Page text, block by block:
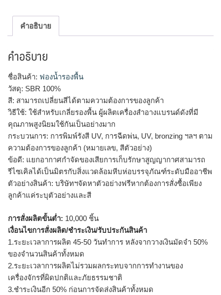
คำอธิบาย
คำอธิบาย
ชื่อสินค้า: ฟองน้ำรองพื้น
วัสดุ: SBR 100%
สี: สามารถเปลี่ยนสีได้ตามความต้องการของลูกค้า
วิธีใช้: ใช้สำหรับเกลี่ยรองพื้น ผู้ผลิตเครื่องสำอางแบรนด์ดังที่มี
คุณภาพสูงนิยมใช้กันเป็นอย่างมาก
กระบวนการ: การพิมพ์รังสี UV, การฉีดพ่น, UV, bronzing ฯลฯ ตาม
ความต้องการของลูกค้า (หมายเลข, สีตัวอย่าง)
ข้อดี: แยกอากาศกำจัดของเสียการเก็บรักษาสูญญากาศสามารถ
รีไซเคิลได้เป็นมิตรกับสิ่งแวดล้อมหีบห่อบรรจุภัณฑ์ระดับมืออาชีพ
ตัวอย่างสินค้า: บริษัทฯจัดหาตัวอย่างฟรีหากต้องการสั่งซื้อเพียง
ลูกค้าแค่ระบุตัวอย่างและสี
การสั่งผลิตขั้นต่ำ: 10,000 ชิ้น
เงื่อนไขการสั่งผลิต/ชำระเงิน/รับประกันสินค้า
1.ระยะเวลาการผลิต 45-50 วันทำการ หลังจากวางเงินมัดจำ 50%
ของจำนวนสินค้าทั้งหมด
2.ระยะเวลาการผลิตไม่รวมผลกระทบจากการทำงานของ
เครื่องจักรที่ผิดปกติและภัยธรรมชาติ
3.ชำระเงินอีก 50% ก่อนการจัดส่งสินค้าทั้งหมด